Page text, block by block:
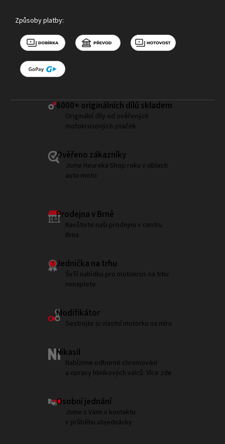
Způsoby platby:
6000+ ​originálních dílů skladem
Originální díly od ověřených
motokrosových značek
Ověřeno zákazníky
Jsme Heureka Shop roku v oblasti
auto-moto
Prodejna v Brně
Navštivte naši prodejnu v centru
Brna
Jednička na trhu
Širší nabídku pro motokros na trhu
nenajdete
Modifikátor
Sestrojte si vlastní motorku na míru
Nikasil
Nabízíme odborné chromování
a opravy hliníkových válců. Více zde
Osobní jednání
Jsme s Vámi v kontaktu
v průběhu objednávky